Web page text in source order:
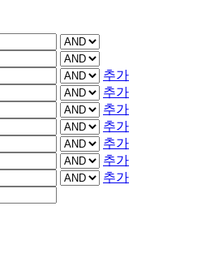
추가
추가
추가
추가
추가
추가
추가